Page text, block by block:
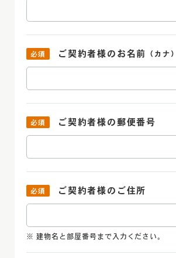
ご契約者様の お名前 （カナ）
ご契約者様の 郵便番号
ご契約者様の ご住所
建物名と部屋番号まで入力ください。